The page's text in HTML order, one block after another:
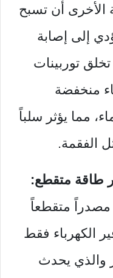
الأخرى أن تسبح
إلى إصابة
توربينات
منخفضة
مما يؤثر سلباً
الفقمة.
طاقة متقطع:
مصدراً متقطعاً
الكهرباء فقط
والذي يحدث